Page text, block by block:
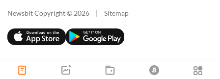
Newsbit Copyright © 2026 | Sitemap